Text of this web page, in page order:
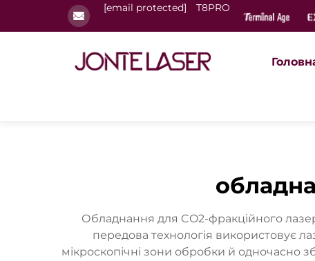
[email protected] T8PRO
Обладнання для CO2-фракційного
передова технологія використовує
мікроскопічні зони обробки й одночасно